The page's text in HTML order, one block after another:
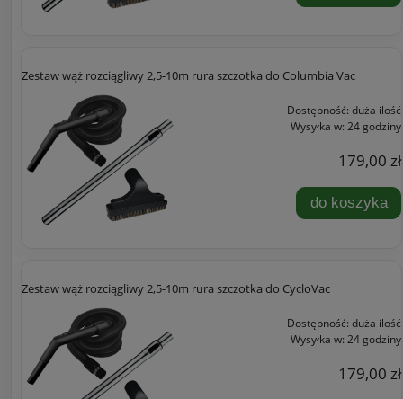
Zestaw wąż rozciągliwy 2,5-10m rura szczotka do Columbia Vac
Dostępność: duża ilość
Wysyłka w: 24 godziny
179,00 zł
do koszyka
Zestaw wąż rozciągliwy 2,5-10m rura szczotka do CycloVac
Dostępność: duża ilość
Wysyłka w: 24 godziny
179,00 zł